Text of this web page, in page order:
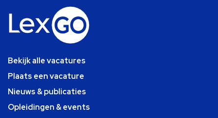
Bekijk alle vacatures
Plaats een vacature
Nieuws & publicaties
Opleidingen & events